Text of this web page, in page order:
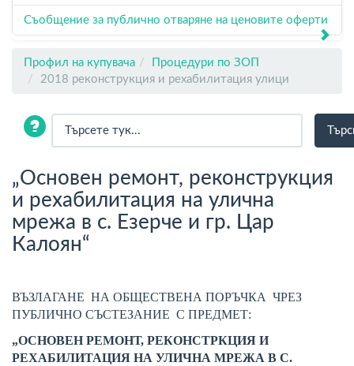
Съобщение за публично отваряне на ценовите оферти
Профил на купувача
Процедури по ЗОП
2018 реконструкция и рехабилитация улици
„Основен ремонт, реконструкция
и рехабилитация на улична
мрежа в с. Езерче и гр. Цар
Калоян“
ВЪЗЛАГАНЕ НА ОБЩЕСТВЕНА ПОРЪЧКА ЧРЕЗ
ПУБЛИЧНО СЪСТЕЗАНИЕ С ПРЕДМЕТ:
„ОСНОВЕН РЕМОНТ, РЕКОНСТРКЦИЯ И
РЕХАБИЛИТАЦИЯ НА УЛИЧНА МРЕЖА В С.